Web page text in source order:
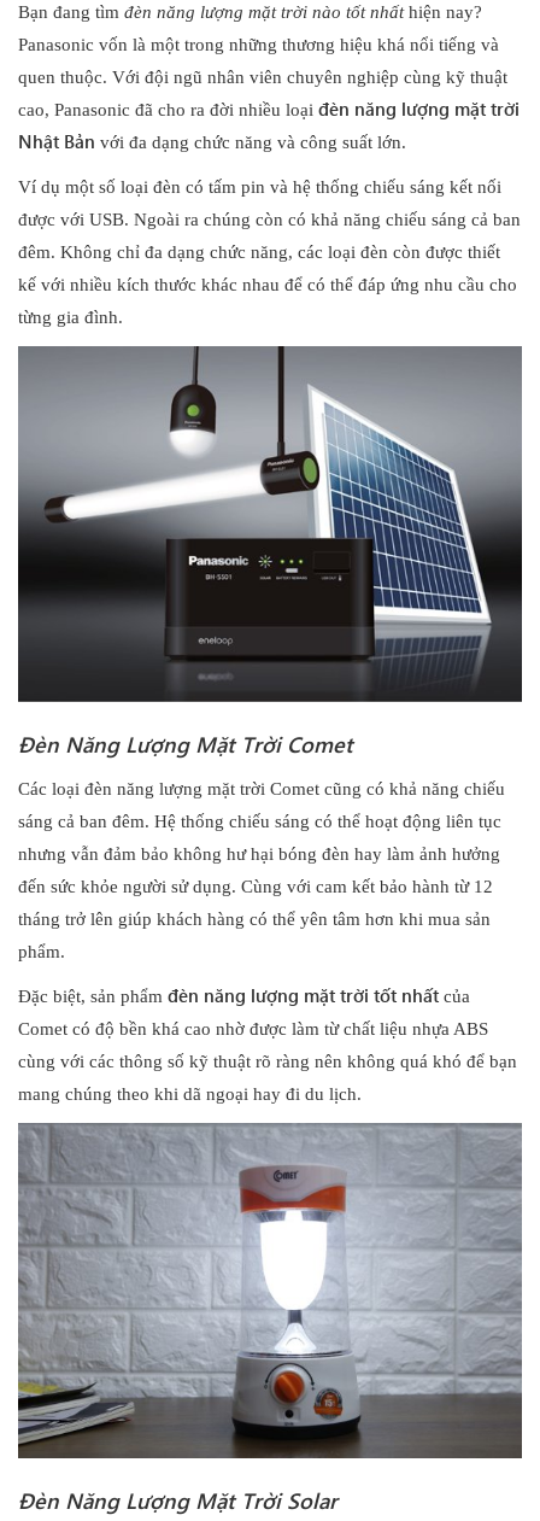
Bạn đang tìm đèn năng lượng mặt trời nào tốt nhấthiện nay?
Panasonic vốn là một trong những thương hiệu khá nổi tiếng và
quen thuộc. Với đội ngũ nhân viên chuyên nghiệp cùng kỹ thuật
cao, Panasonic đã cho ra đời nhiều loại đèn năng lượng mặt trời
Nhật Bản với đa dạng chức năng và công suất lớn.
Ví dụ một số loại đèn có tấm pin và hệ thống chiếu sáng kết nối
được với USB. Ngoài ra chúng còn có khả năng chiếu sáng cả ban
đêm. Không chỉ đa dạng chức năng, các loại đèn còn được thiết
kế với nhiều kích thước khác nhau để có thể đáp ứng nhu cầu cho
từng gia đình.
Đèn Năng Lượng Mặt Trời Comet
Các loại đèn năng lượng mặt trời Comet cũng có khả năng chiếu
sáng cả ban đêm. Hệ thống chiếu sáng có thể hoạt động liên tục
nhưng vẫn đảm bảo không hư hại bóng đèn hay làm ảnh hưởng
đến sức khỏe người sử dụng. Cùng với cam kết bảo hành từ 12
tháng trở lên giúp khách hàng có thể yên tâm hơn khi mua sản
phẩm.
Đặc biệt, sản phẩm đèn năng lượng mặt trời tốt nhất của
Comet có độ bền khá cao nhờ được làm từ chất liệu nhựa ABS
cùng với các thông số kỹ thuật rõ ràng nên không quá khó để bạn
mang chúng theo khi dã ngoại hay đi du lịch.
Đèn Năng Lượng Mặt Trời Solar